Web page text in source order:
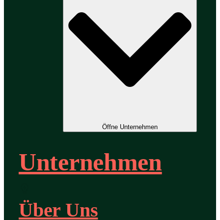
Öffne Unternehmen
Unternehmen
Über Uns